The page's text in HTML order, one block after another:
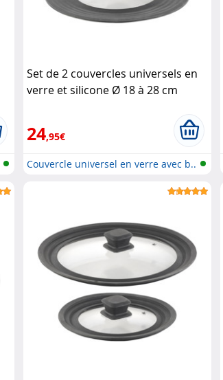
Set de 2 couvercles universels en
verre et silicone Ø 18 à 28 cm
24,95€
Couvercle universel en verre avec b..